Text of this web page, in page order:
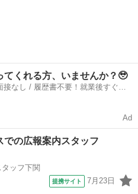
てくれる方、いませんか？🥹
なし / 履歴書不要！就業後すぐに
Ad
での広報案内スタッフ
ッフ下関
提携サイト 7月23日